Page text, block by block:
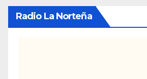
Radio La Norteña